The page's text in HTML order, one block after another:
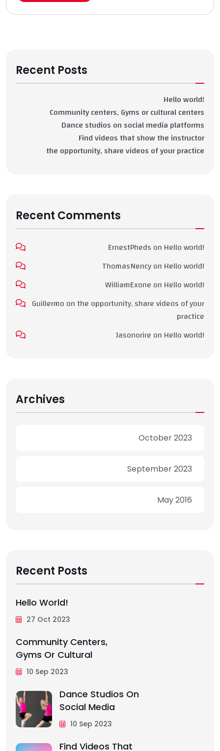
Recent Posts
Hello world!
Community centers, Gyms or cultural centers
Dance studios on social media platforms
Find videos that show the instructor
the opportunity, share videos of your practice
Recent Comments
ErnestPheds on Hello world!
ThomasNencyon Hello world!
WilliamExone on Hello world!
Guillermo on the opportunity, share videos of your
practice
Jasonorire on Hello world!
Archives
October 2023
September 2023
May 2016
Recent Posts
Hello World!
27 Oct 2023
Community Centers,
Gyms Or Cultural
10 Sep 2023
Dance Studios On
Social Media
10 Sep 2023
Find Videos That